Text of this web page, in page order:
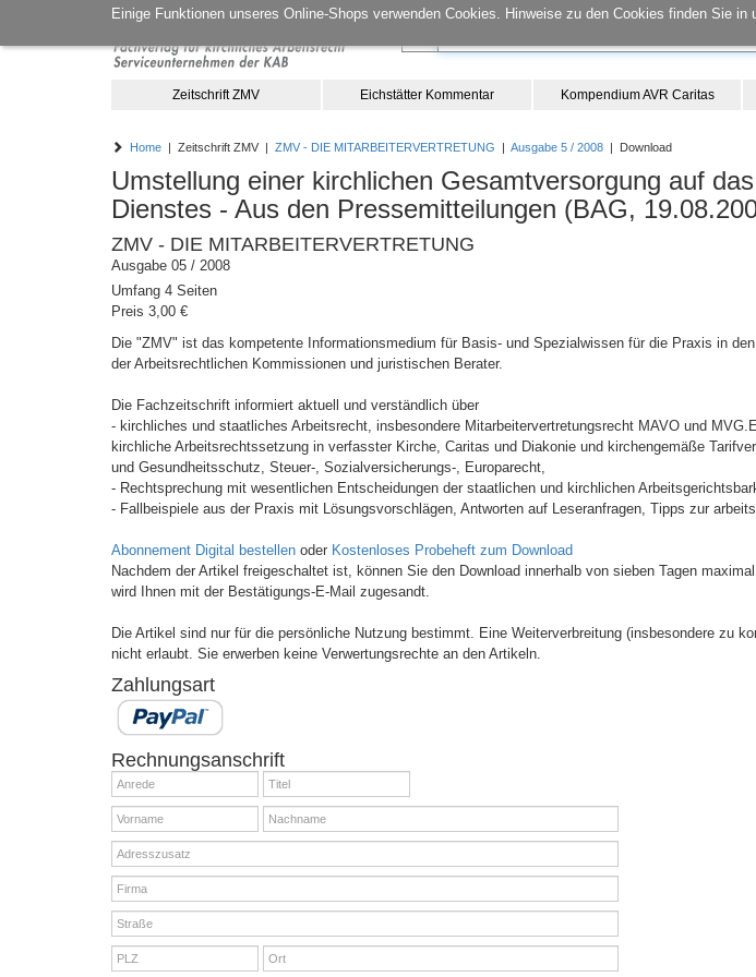
Einige Funktionen unseres Online-Shops verwenden Cookies. Hinweise zu den Cookies finden Sie in
Zeitschrift ZMV Eichstätter Kommentar Kompendium AVR Caritas
Home | Zeitschrift ZMV | ZMV - DIE MITARBEITERVERTRETUNG | Ausgabe 5 / 2008 | Download
Umstellung einer kirchlichen Gesamtversorgung auf
Dienstes - Aus den Pressemitteilungen (BAG,
ZMV - DIE MITARBEITERVERTRETUNG
Ausgabe 05 / 2008
Umfang 4 Seiten
Preis 3,00 €
Die "ZMV" ist das kompetente Informationsmedium für Basis- und Spezialwissen für die Praxis in
der Arbeitsrechtlichen Kommissionen und juristischen Berater.
Die Fachzeitschrift informiert aktuell und verständlich über
- kirchliches und staatliches Arbeitsrecht, insbesondere Mitarbeitervertretungsrecht MAVO und
kirchliche Arbeitsrechtssetzung in verfasster Kirche, Caritas und Diakonie und kirchengemäße
und Gesundheitsschutz, Steuer-, Sozialversicherungs-, Europarecht,
- Rechtsprechung mit wesentlichen Entscheidungen der staatlichen und kirchlichen
- Fallbeispiele aus der Praxis mit Lösungsvorschlägen, Antworten auf Leseranfragen, Tipps zur
Abonnement Digital bestellen oder Kostenloses Probeheft zum Download
Nachdem der Artikel freigeschaltet ist, können Sie den Download innerhalb von sieben Tagen
wird Ihnen mit der Bestätigungs-E-Mail zugesandt.
Die Artikel sind nur für die persönliche Nutzung bestimmt. Eine Weiterverbreitung (insbesondere zu
nicht erlaubt. Sie erwerben keine Verwertungsrechte an den Artikeln.
Zahlungsart
Rechnungsanschrift